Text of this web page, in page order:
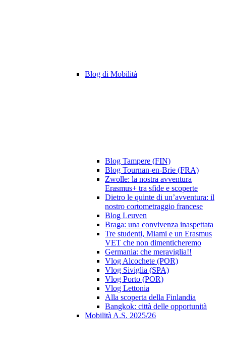
Blog di Mobilità
Blog Tampere (FIN)
Blog Tournan-en-Brie (FRA)
Zwolle: la nostra avventura
Erasmus+ tra sfide e scoperte
Dietro le quinte di un’avventura: il
nostro cortometraggio francese
Blog Leuven
Braga: una convivenza inaspettata
Tre studenti, Miami e un Erasmus
VET che non dimenticheremo
Germania: che meraviglia!!
Vlog Alcochete (POR)
Vlog Siviglia (SPA)
Vlog Porto (POR)
Vlog Lettonia
Alla scoperta della Finlandia
Bangkok: città delle opportunità
Mobilità A.S. 2025/26